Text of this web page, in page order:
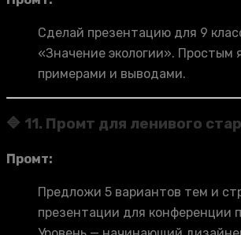
Сделай презентацию для 9
«Значение экологии». Простым
примерами и выводами.
🔷 11. Промт для ленивого
Промт:
Предложи 5 вариантов тем и
презентации для конференции